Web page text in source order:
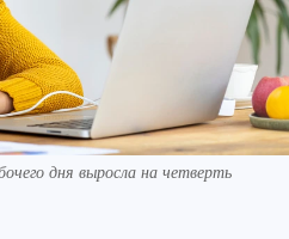
дня выросла на четверть